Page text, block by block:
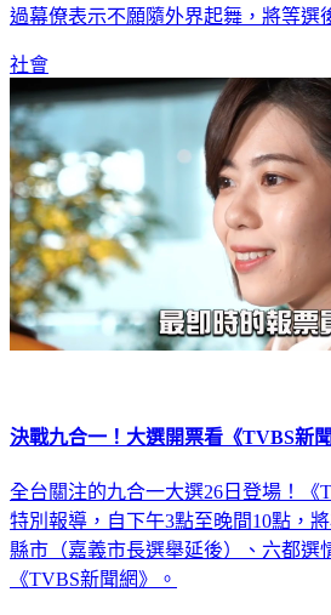
過幕僚表示不願隨外界起舞，將等選
社會
決戰九合一！大選開票看《TVBS新
全台關注的九合一大選26日登場！《
特別報導，自下午3點至晚間10點，
縣市（嘉義市長選舉延後）、六都選
《TVBS新聞網》。